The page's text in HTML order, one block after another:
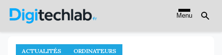
Aller
principal
Menu
ACTUALITÉS ORDINATEURS